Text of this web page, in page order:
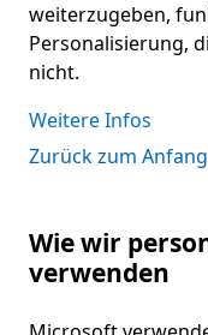
weiterzugeben,
Personalisierung,
nicht.
Weitere Infos
Zurück zum Anfang
Wie wir
verwenden